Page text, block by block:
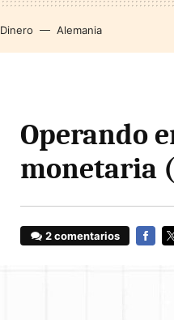
Dinero Alemania
Operando
monetaria
2 comentarios